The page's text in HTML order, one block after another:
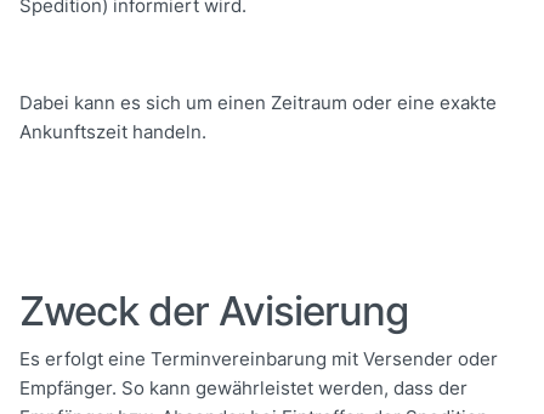
Spedition) informiert wird.
Dabei kann es sich um einen Zeitraum oder eine exakte
Ankunftszeit handeln.
Zweck der Avisierung
Es erfolgt eine Terminvereinbarung mit Versender oder
Empfänger. So kann gewährleistet werden, dass der